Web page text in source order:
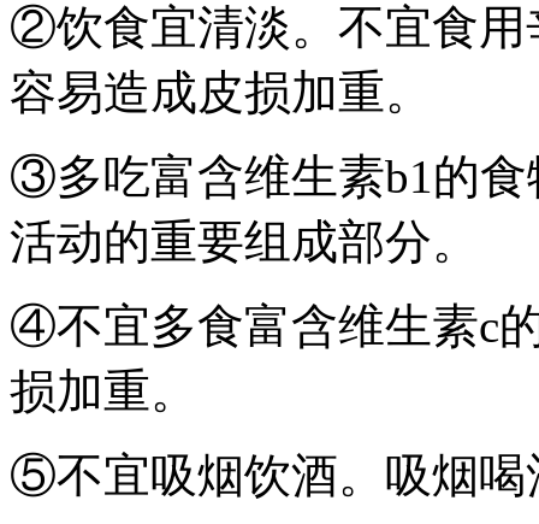
②饮食宜清淡。不宜食用
容易造成皮损加重。
③多吃富含维生素b1的
活动的重要组成部分。
④不宜多食富含维生素c
损加重。
⑤不宜吸烟饮酒。吸烟喝